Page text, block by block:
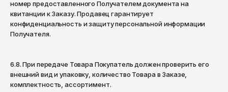
номер предоставленного Получателем документа на
квитанции к Заказу. Продавец гарантирует
конфиденциальность и защиту персональной информации
Получателя.
6.8. При передаче Товара Покупатель должен проверить его
внешний вид и упаковку, количество Товара в Заказе,
комплектность, ассортимент.